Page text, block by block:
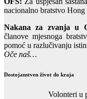
nacionalno bratstvo
Nakana za zvanja u
članove mjesnoga
pomoć u razlučivanju
Oče naš…
Dostojanstven život do kraja
Volonteri u